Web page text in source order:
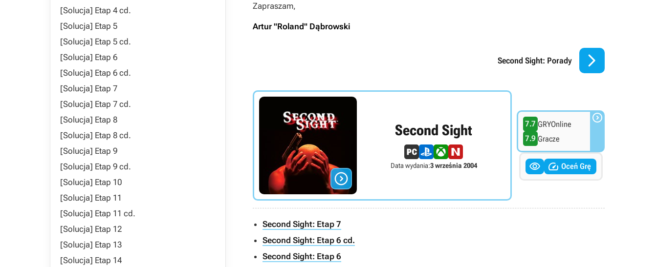
[Solucja] Etap 4 cd.
[Solucja] Etap 5
[Solucja] Etap 5 cd.
[Solucja] Etap 6
[Solucja] Etap 6 cd.
[Solucja] Etap 7
[Solucja] Etap 7 cd.
[Solucja] Etap 8
[Solucja] Etap 8 cd.
[Solucja] Etap 9
[Solucja] Etap 9 cd.
[Solucja] Etap 10
[Solucja] Etap 11
[Solucja] Etap 11 cd.
[Solucja] Etap 12
[Solucja] Etap 13
[Solucja] Etap 14
Zapraszam,
Artur "Roland" Dąbrowski
Second Sight: Porady 

Second Sight
Data wydania:3 września 2004
7.7 GRYOnline
7.9 Gracze

  Oceń Grę
Second Sight: Etap 7
Second Sight: Etap 6 cd.
Second Sight: Etap 6